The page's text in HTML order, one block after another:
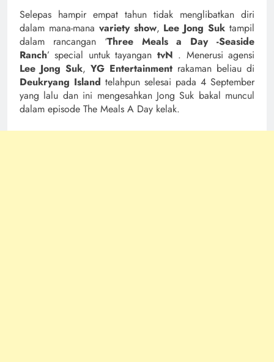
Selepas hampir empat tahun tidak menglibatkan diri
dalam mana-mana variety show, Lee Jong Suk tampil
dalam rancangan ‘Three Meals a Day -Seaside
Ranch’ special untuk tayangan tvN . Menerusi agensi
Lee Jong Suk, YG Entertainment rakaman beliau di
Deukryang Island telahpun selesai pada 4 September
yang lalu dan ini mengesahkan Jong Suk bakal muncul
dalam episode The Meals A Day kelak.